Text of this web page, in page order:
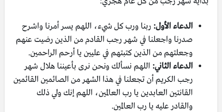
الدعاء الأول: ربنا ورب كل شيء، اللهم يسر أمرنا واشرح
صدرنا واجعلنا في شهر رجب القادم من الذين رضيت عنهم
وجعلتهم من الذين كتبتهم في عليين يا أرحم الراحمين.
الدعاء الثاني: اللهم نسألك ونحن نرى بأعيننا هلال شهر
رجب الكريم أن تجعلنا في هذا الشهر من الصائمين القائمين
القانتين العابدين يا رب العالمين، اللهم إنك ولي ذلك
والقادر عليه يا رب العالمين.